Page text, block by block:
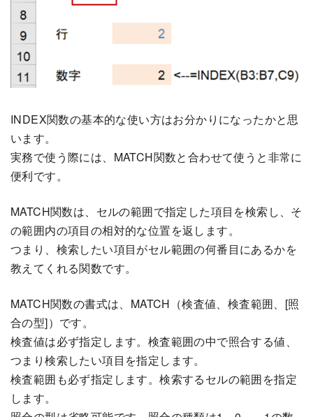
INDEX関数の基本的な使い方はお分かりになったかと思
います。
実務で使う際には、MATCH関数と合わせて使うと非常に
便利です。
MATCH関数は、セルの範囲で指定した項目を検索し、そ
の範囲内の項目の相対的な位置を返します。
つまり、検索したい項目がセル範囲の何番目にあるかを
教えてくれる関数です。
MATCH関数の書式は、MATCH（検査値、検査範囲、[照
合の型]）です。
検査値は必ず指定します。検査範囲の中で照合する値、
つまり検索したい項目を指定します。
検査範囲も必ず指定します。検索するセルの範囲を指定
します。